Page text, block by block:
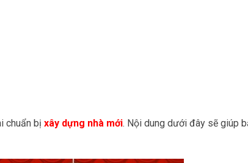
chuẩn bị xây dựng nhà mới. Nội dung dưới đây sẽ giúp